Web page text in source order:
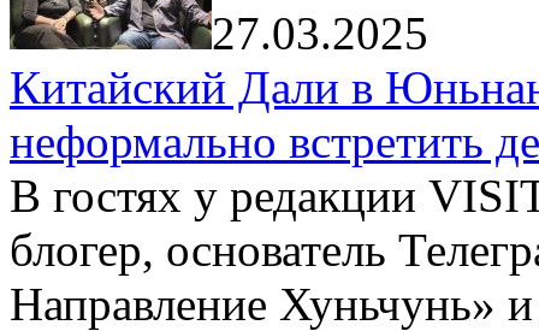
27.03.2025
Китайский Дали в
неформально встретить
В гостях у редакции
блогер, основатель
Направление Хуньчунь»